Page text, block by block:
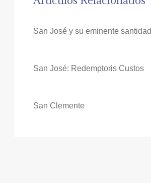
San José y su eminente santidad
San José: Redemptoris Custos
San Clemente